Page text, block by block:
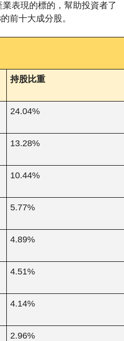
表現的標的，幫助投資者了
前十大成分股。
持股比重
24.04%
13.28%
10.44%
5.77%
4.89%
4.51%
4.14%
2.96%